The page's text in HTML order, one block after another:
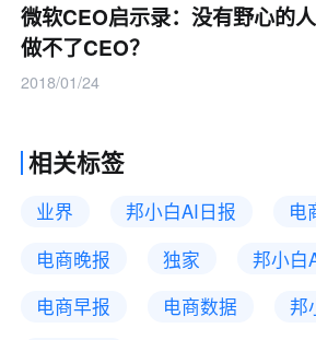
微软CEO启示录：没有野心的人
做不了CEO？
2018/01/24
相关标签
业界 邦小白AI日报
电
电商晚报
独家
邦小白
电商早报
电商数据 邦